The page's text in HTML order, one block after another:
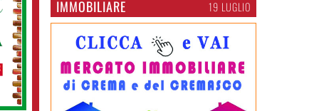
IMMOBILIARE 19 LUGLIO